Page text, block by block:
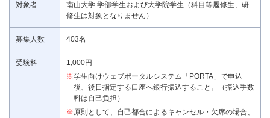
対象者
南山大学 学部学生および大学院学生（科目等履修生、研
修生は対象となりません）
募集人数 403名
受験料
1,000円
※学生向けウェブポータルシステム「PORTA」で申込
後、後日指定する口座へ銀行振込すること。（振込手数
料は自己負担）
※原則として、自己都合によるキャンセル・欠席の場合、